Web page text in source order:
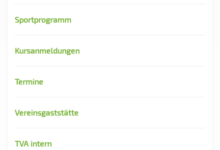
Sportprogramm
Kursanmeldungen
Termine
Vereinsgaststätte
TVA intern